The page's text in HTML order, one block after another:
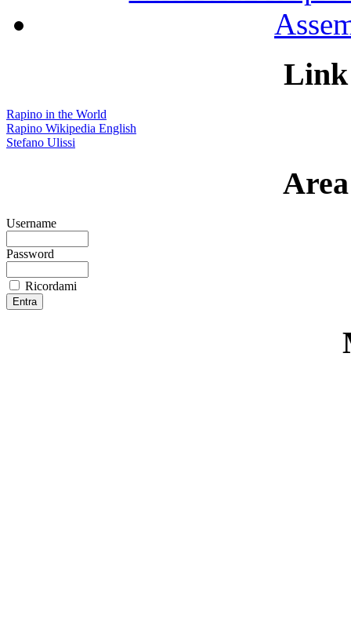
Link
Rapino in the World
Rapino Wikipedia English
Stefano Ulissi
Username
Password
Ricordami